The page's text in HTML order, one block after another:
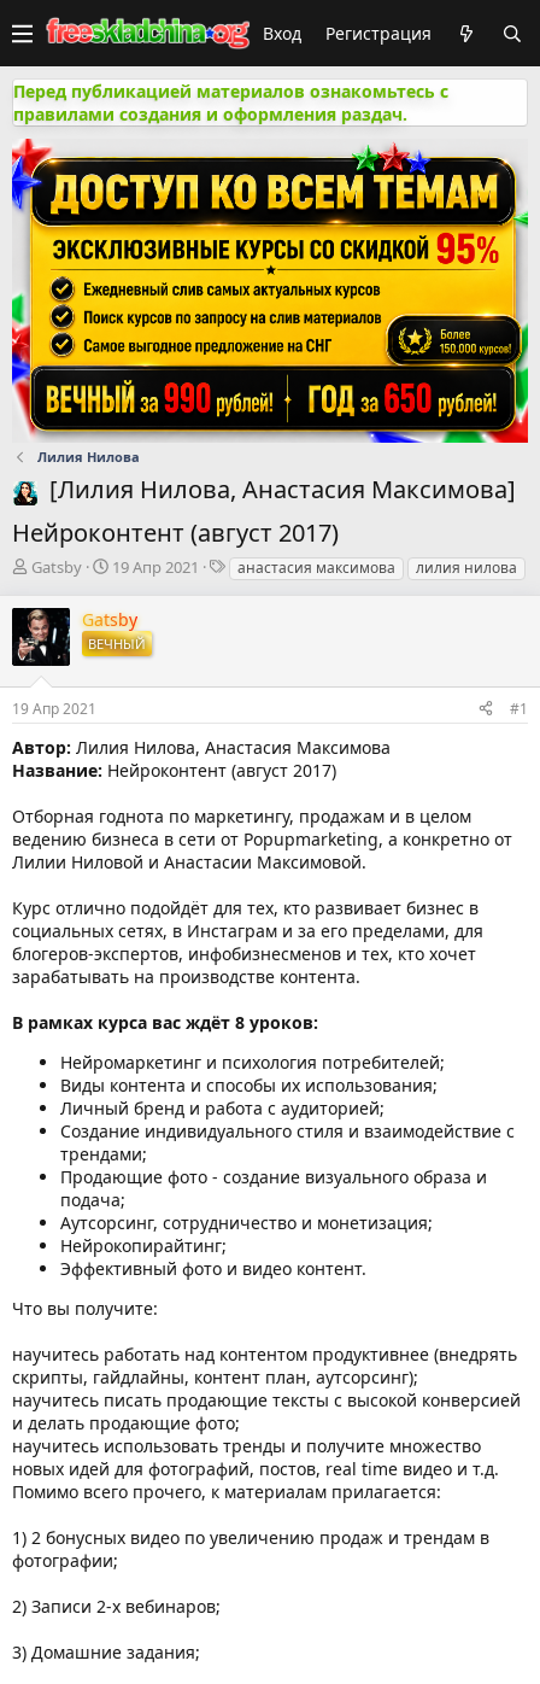
Вход Регистрация
Перед публикацией материалов ознакомьтесь с
правилами создания и оформления раздач.
Лилия Нилова
[Лилия Нилова, Анастасия Максимова]
Нейроконтент (август 2017)
А
т
о
р
м
ы
Gatsby
Д
т
а
н
а
л
а
19 Апр 2021
Танастасия максимова лилия нилова
Gatsby
ВЕЧНЫЙ
19 Апр 2021 #1
Автор: Лилия Нилова, Анастасия Максимова
Название: Нейроконтент (август 2017)
Отборная годнота по маркетингу, продажам и в целом
ведению бизнеса в сети от Popupmarketing, а конкретно от
Лилии Ниловой и Анастасии Максимовой.
Курс отлично подойдёт для тех, кто развивает бизнес в
социальных сетях, в Инстаграм и за его пределами, для
блогеров-экспертов, инфобизнесменов и тех, кто хочет
зарабатывать на производстве контента.
В рамках курса вас ждёт 8 уроков:
Нейромаркетинг и психология потребителей;
Виды контента и способы их использования;
Личный бренд и работа с аудиторией;
Создание индивидуального стиля и взаимодействие с
трендами;
Продающие фото - создание визуального образа и
подача;
Аутсорсинг, сотрудничество и монетизация;
Нейрокопирайтинг;
Эффективный фото и видео контент.
Что вы получите:
научитесь работать над контентом продуктивнее (внедрять
скрипты, гайдлайны, контент план, аутсорсинг);
научитесь писать продающие тексты с высокой конверсией
и делать продающие фото;
научитесь использовать тренды и получите множество
новых идей для фотографий, постов, real time видео и т.д.
Помимо всего прочего, к материалам прилагается:
1) 2 бонусных видео по увеличению продаж и трендам в
фотографии;
2) Записи 2-х вебинаров;
3) Домашние задания;